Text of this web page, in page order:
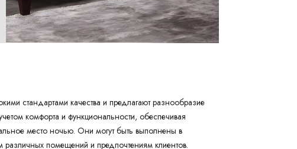
стандартами качества и предлагают разнообразие
комфорта и функциональности, обеспечивая
место ночью. Они могут быть выполнены в
различных помещений и предпочтениям клиентов.